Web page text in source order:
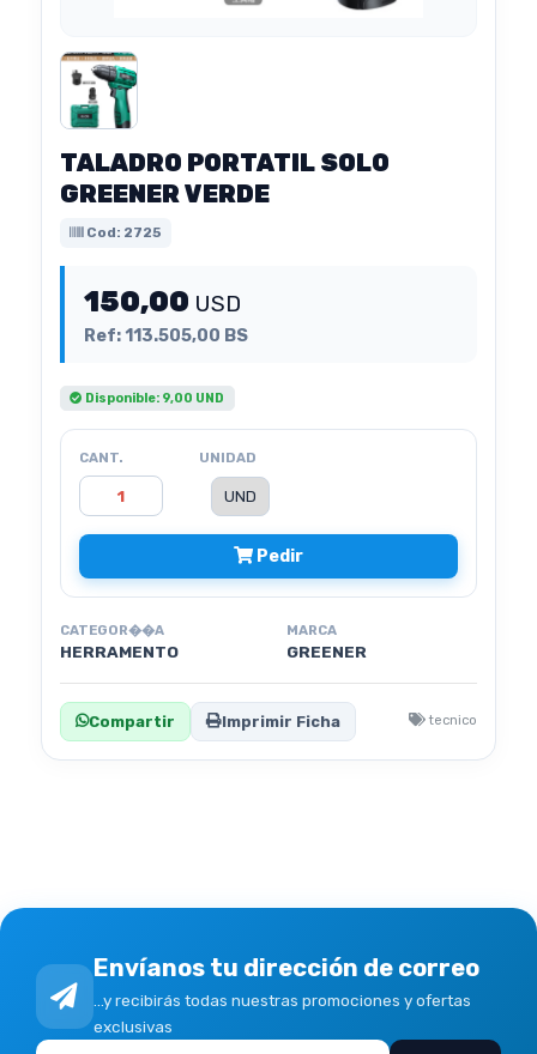
TALADRO PORTATIL SOLO
GREENER VERDE
Cod: 2725
150,00 USD
Ref: 113.505,00 BS
Disponible: 9,00 UND
CANT. UNIDAD
Pedir
CATEGOR��A
HERRAMENTO
MARCA
GREENER
Compartir Imprimir Ficha tecnico
Envíanos tu dirección de correo
...y recibirás todas nuestras promociones y ofertas
exclusivas